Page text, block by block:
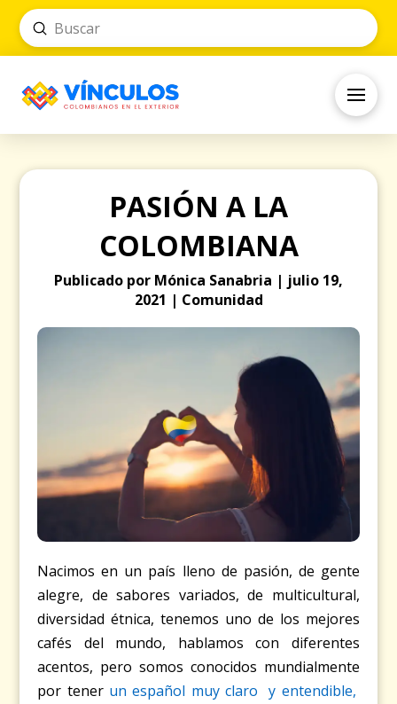
Search
Submit
PASIÓN A LA
COLOMBIANA
Publicado por Mónica Sanabria | julio 19,
2021 | Comunidad
Nacimos en un país lleno de pasión, de gente
alegre, de sabores variados, de multicultural,
diversidad étnica, tenemos uno de los mejores
cafés del mundo, hablamos con diferentes
acentos, pero somos conocidos mundialmente
por tener un español muy claro y entendible,